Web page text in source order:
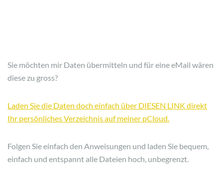
Sie möchten mir Daten übermitteln und für eine eMail wären
diese zu gross?
Laden Sie die Daten doch einfach über DIESEN LINK direkt
Ihr persönliches Verzeichnis auf meiner pCloud.
Folgen Sie einfach den Anweisungen und laden Sie bequem,
einfach und entspannt alle Dateien hoch, unbegrenzt.